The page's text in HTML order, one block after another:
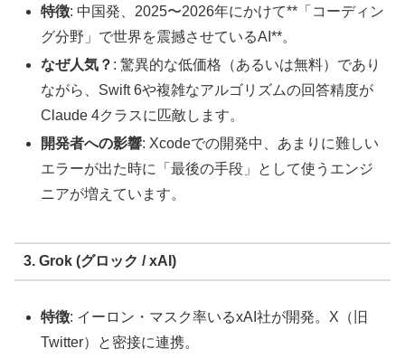
特徴: 中国発、2025〜2026年にかけて**「コーディン
グ分野」で世界を震撼させているAI**。
なぜ人気？ : 驚異的な低価格（あるいは無料）であり
ながら、Swift 6や複雑なアルゴリズムの回答精度が
Claude 4クラスに匹敵します。
開発者への影響: Xcodeでの開発中、あまりに難しい
エラーが出た時に「最後の手段」として使うエンジ
ニアが増えています。
3. Grok (グロック / xAI)
特徴: イーロン・マスク率いるxAI社が開発。X（旧
Twitter）と密接に連携。